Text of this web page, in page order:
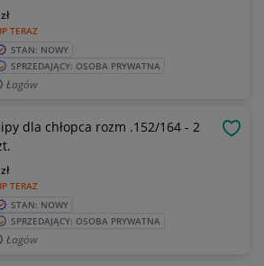
TERAZ
zł
STAN: NOWY
SPRZEDAJĄCY: OSOBA PRYWATNA
Łagów
dla chłopca rozm .152/164 - 2
TERAZ
zł
STAN: NOWY
SPRZEDAJĄCY: OSOBA PRYWATNA
Łagów